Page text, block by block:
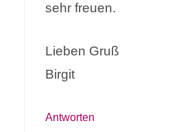
sehr freuen.
Lieben Gruß
Birgit
Antworten